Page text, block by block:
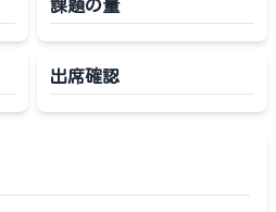
課題の量
出席確認